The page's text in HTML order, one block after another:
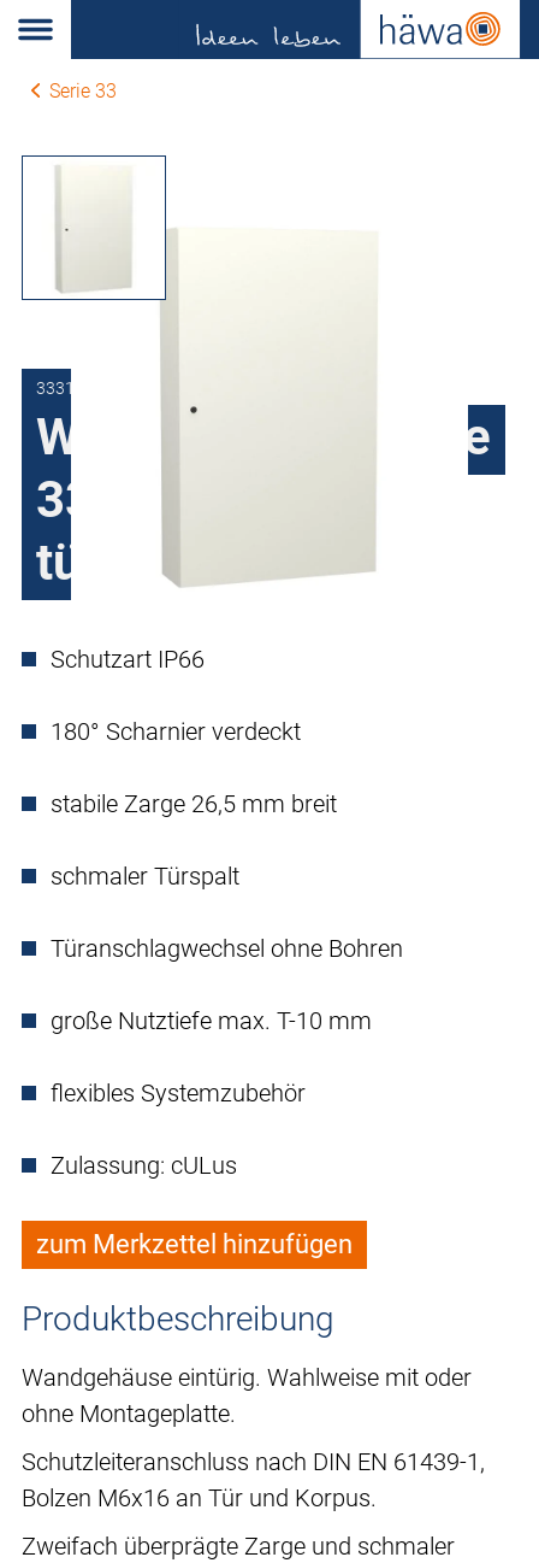
Serie 33
3331-9112-40-17
Wandgehäuse Serie
33 Stahlblech, 1-
türig
Schutzart IP66
180° Scharnier verdeckt
stabile Zarge 26,5 mm breit
schmaler Türspalt
Türanschlagwechsel ohne Bohren
große Nutztiefe max. T-10 mm
flexibles Systemzubehör
Zulassung: cULus
zum Merkzettel hinzufügen
Produktbeschreibung
Wandgehäuse eintürig. Wahlweise mit oder
ohne Montageplatte.
Schutzleiteranschluss nach DIN EN 61439-1,
Bolzen M6x16 an Tür und Korpus.
Zweifach überprägte Zarge und schmaler